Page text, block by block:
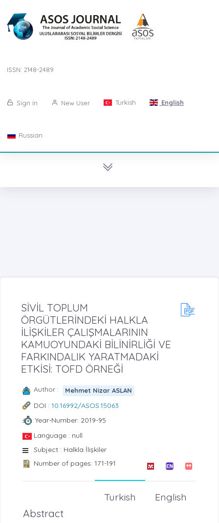
ISSN: 2148-2489
Sign in New User Turkish English
Russian
SİVİL TOPLUM
ÖRGÜTLERİNDEKİ HALKLA
İLİŞKİLER ÇALIŞMALARININ
KAMUOYUNDAKİ BİLİNİRLİĞİ VE
FARKINDALIK YARATMADAKİ
ETKİSİ: TOFD ÖRNEĞİ
Author : Mehmet Nizar ASLAN
DOI : 10.16992/ASOS.15063
Year-Number: 2019-95
Language : null
Subject : Halkla İlişkiler
Number of pages: 171-191
English
Turkish
Abstract